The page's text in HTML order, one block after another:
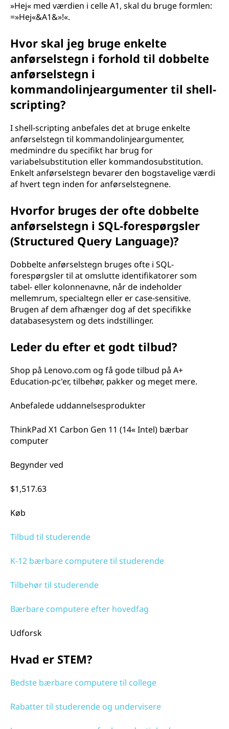
»Hej« med værdien i celle A1, skal du bruge formlen:
=»Hej«&A1&»!«.
Hvor skal jeg bruge enkelte
anførselstegn i forhold til dobbelte
anførselstegn i
kommandolinjeargumenter til shell-
scripting?
I shell-scripting anbefales det at bruge enkelte
anførselstegn til kommandolinjeargumenter,
medmindre du specifikt har brug for
variabelsubstitution eller kommandosubstitution.
Enkelt anførselstegn bevarer den bogstavelige værdi
af hvert tegn inden for anførselstegnene.
Hvorfor bruges der ofte dobbelte
anførselstegn i SQL-forespørgsler
(Structured Query Language)?
Dobbelte anførselstegn bruges ofte i SQL-
forespørgsler til at omslutte identifikatorer som
tabel- eller kolonnenavne, når de indeholder
mellemrum, specialtegn eller er case-sensitive.
Brugen af dem afhænger dog af det specifikke
databasesystem og dets indstillinger.
Leder du efter et godt tilbud?
Shop på Lenovo.com og få gode tilbud på A+
Education-pc'er, tilbehør, pakker og meget mere.
Anbefalede uddannelsesprodukter
ThinkPad X1 Carbon Gen 11 (14« Intel) bærbar
computer
Begynder ved
$1,517.63
Køb
Tilbud til studerende
K-12 bærbare computere til studerende
Tilbehør til studerende
Bærbare computere efter hovedfag
Udforsk
Hvad er STEM?
Bedste bærbare computere til college
Rabatter til studerende og undervisere